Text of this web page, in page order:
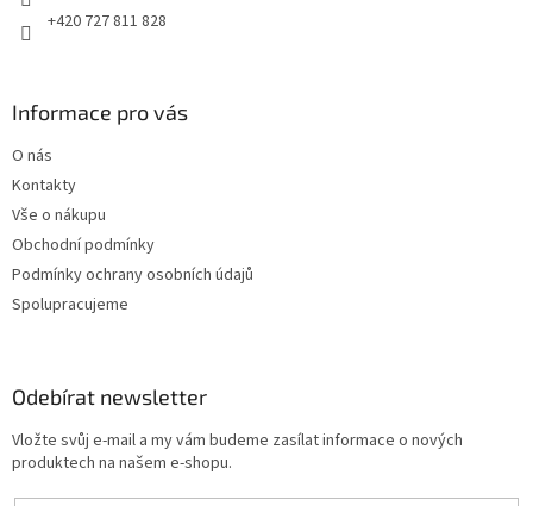
+420 727 811 828
Informace pro vás
O nás
Kontakty
Vše o nákupu
Obchodní podmínky
Podmínky ochrany osobních údajů
Spolupracujeme
Odebírat newsletter
Vložte svůj e-mail a my vám budeme zasílat informace o nových
produktech na našem e-shopu.